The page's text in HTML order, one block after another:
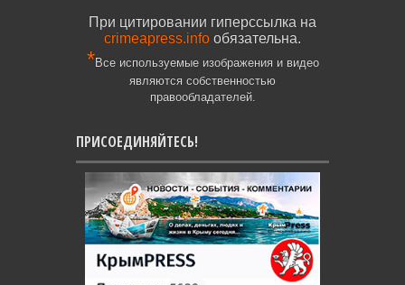
При цитировании гиперссылка на
crimeapress.info обязательна.
*Все используемые изображения и видео
являются собственностью
правообладателей.
ПРИСОЕДИНЯЙТЕСЬ!